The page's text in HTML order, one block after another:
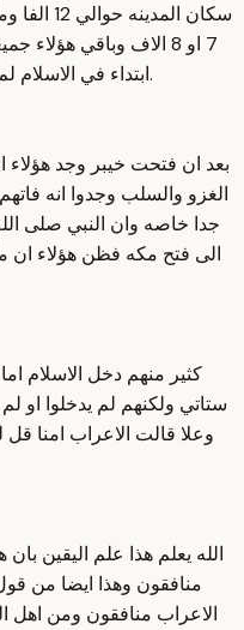
سكان
7 او 8 الاف وباقي
ابتداء في الاسلام لم يكن عن قناعه وانما كان خوفا وطمعا.
بعد ان فتحت خيبر وجد هؤلاء
الغزو والسلب وجدوا انه
جدا خاصه وان النبي صلى
الى فتح مكه فظن هؤلاء ان
كثير منهم دخل الاسلام
ستاتي ولكنهم لم يدخلوا او
وعلا قالت الاعراب امنا قل
الله يعلم هذا علم اليقين
منافقون وهذا ايضا من
الاعراب منافقون ومن اهل